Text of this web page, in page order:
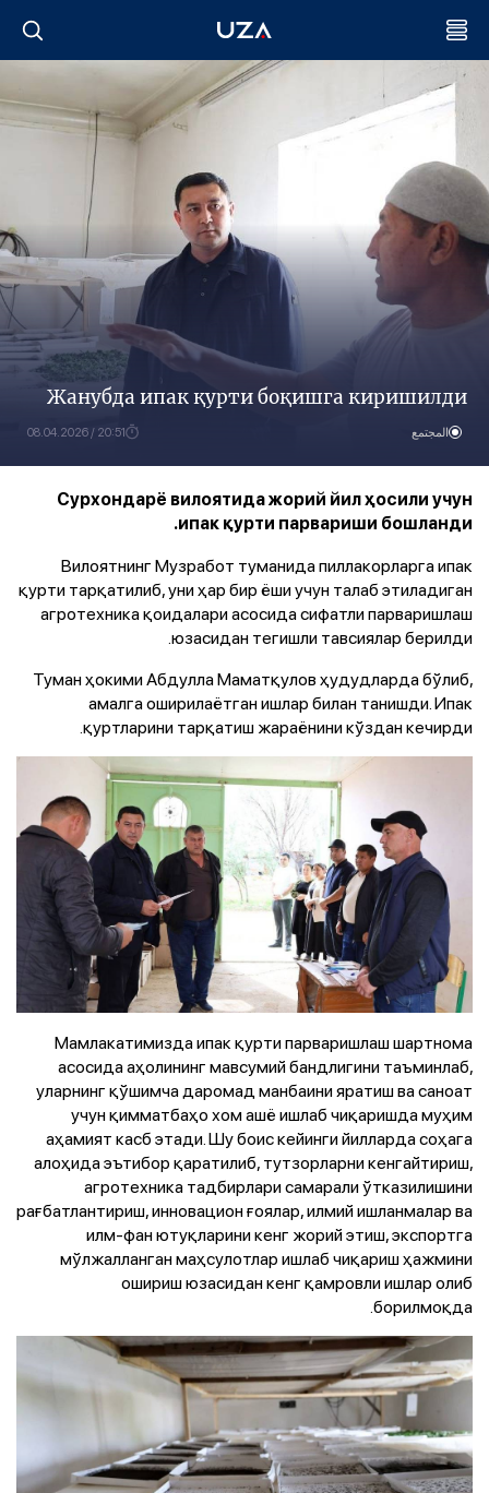
Жанубда ипак қурти боқишга киришилди
المجتمع 20:51 / 08.04.2026
Сурхондарё вилоятида жорий йил ҳосили учун
ипак қурти парвариши бошланди.
Вилоятнинг Музработ туманида пиллакорларга ипак
қурти тарқатилиб, уни ҳар бир ёши учун талаб этиладиган
агротехника қоидалари асосида сифатли парваришлаш
юзасидан тегишли тавсиялар берилди.
Туман ҳокими Абдулла Маматқулов ҳудудларда бўлиб,
амалга оширилаётган ишлар билан танишди. Ипак
қуртларини тарқатиш жараёнини кўздан кечирди.
Мамлакатимизда ипак қурти парваришлаш шартнома
асосида аҳолининг мавсумий бандлигини таъминлаб,
уларнинг қўшимча даромад манбаини яратиш ва саноат
учун қимматбаҳо хом ашё ишлаб чиқаришда муҳим
аҳамият касб этади. Шу боис кейинги йилларда соҳага
алоҳида эътибор қаратилиб, тутзорларни кенгайтириш,
агротехника тадбирлари самарали ўтказилишини
рағбатлантириш, инновацион ғоялар, илмий ишланмалар ва
илм-фан ютуқларини кенг жорий этиш, экспортга
мўлжалланган маҳсулотлар ишлаб чиқариш ҳажмини
ошириш юзасидан кенг қамровли ишлар олиб
борилмоқда.